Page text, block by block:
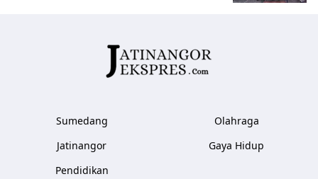
Sumedang
Jatinangor
Pendidikan
Olahraga
Gaya Hidup